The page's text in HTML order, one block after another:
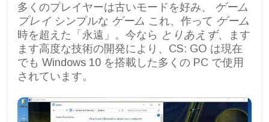
多くのプレイヤーは古いモードを好み、 ゲーム
プレイ シンプルな ゲーム これ、作って ゲーム
時を超えた「永遠」。今なら とりあえず、ます
ます高度な技術の開発により、CS: GO は現在
でも Windows 10 を搭載した多くの PC で使用
されています。